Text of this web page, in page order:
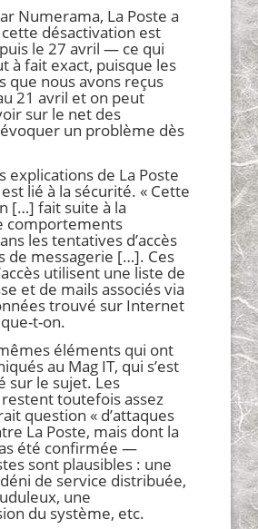
Numerama, La Poste a
désactivation est
le 27 avril — ce qui
à fait exact, puisque les
que nous avons reçus
21 avril et on peut
sur le net des
un problème dès
explications de La Poste
lié à la sécurité. « Cette
[…] fait suite à la
comportements
les tentatives d’accès
de messagerie […]. Ces
utilisent une liste de
et de mails associés via
trouvé sur Internet
t-on.
éléments qui ont
au Mag IT, qui s’est
sur le sujet. Les
toutefois assez
question « d’attaques
La Poste, mais dont la
été confirmée —
sont plausibles : une
de service distribuée,
une
du système, etc.